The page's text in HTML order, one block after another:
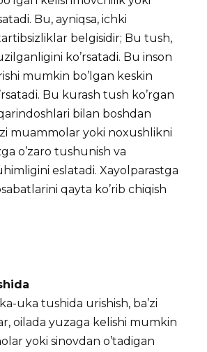
Bu, ayniqsa, ichki
belgisidir; Bu tush,
ko’rsatadi. Bu inson
mumkin bo’lgan keskin
Bu kurash tush ko’rgan
bilan boshdan
muammolar yoki noxushlikni
o’zaro tushunish va
eslatadi. Xayolparastga
qayta ko’rib chiqish
uka tushida urishish, ba’zi
oilada yuzaga kelishi mumkin
yoki sinovdan o’tadigan